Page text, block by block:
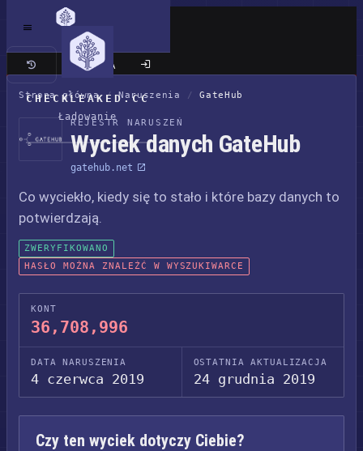
CHECKLEAKED.CC
Ładowanie
Klasyczna wersja
Strona główna / Naruszenia / GateHub
REJESTR NARUSZEŃ
Wyciek danych GateHub
gatehub.net
Co wyciekło, kiedy się to stało i które bazy danych to
potwierdzają.
ZWERYFIKOWANO
HASŁO MOŻNA ZNALEŹĆ W WYSZUKIWARCE
KONT
36,708,996
DATA NARUSZENIA
4 czerwca 2019
OSTATNIA AKTUALIZACJA
24 grudnia 2019
Czy ten wyciek dotyczy Ciebie?